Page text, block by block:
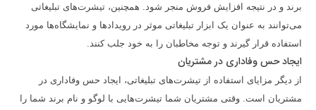
برند و در نتیجه افزایش فروش منجر شود. همچنین، تیشرت‌های تبلیغاتی
می‌توانند به عنوان یک ابزار تبلیغاتی موثر در رویدادها و نمایشگاه‌ها مورد
استفاده قرار گیرند و توجه مخاطبان را به خود جلب کنند.
ایجاد حس وفاداری در مشتریان
از دیگر مزایای استفاده از تیشرت‌های تبلیغاتی، ایجاد حس وفاداری در
مشتریان است. وقتی مشتریان شما تیشرت‌هایی با لوگو و نام برند شما را